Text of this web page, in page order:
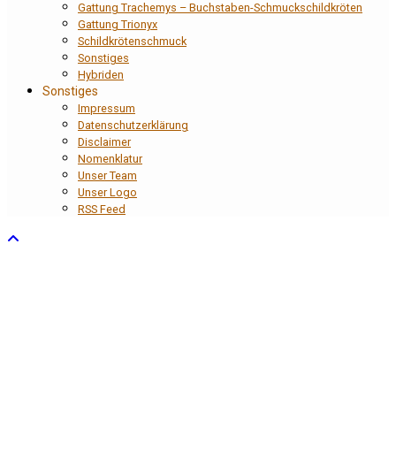
Gattung Trachemys – Buchstaben-Schmuckschildkröten
Gattung Trionyx
Schildkrötenschmuck
Sonstiges
Hybriden
Sonstiges
Impressum
Datenschutzerklärung
Disclaimer
Nomenklatur
Unser Team
Unser Logo
RSS Feed